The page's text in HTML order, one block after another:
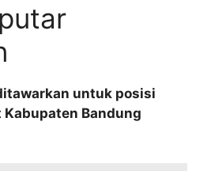
untuk posisi
Bandung